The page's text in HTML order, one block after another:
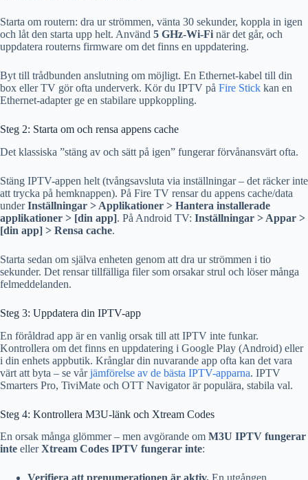
Starta om routern: dra ur strömmen, vänta 30 sekunder, koppla in igen
och låt den starta upp helt. Använd 5 GHz-Wi-Fi när det går, och
uppdatera routerns firmware om det finns en uppdatering.
Byt till trådbunden anslutning om möjligt. En Ethernet-kabel till din
box eller TV gör ofta underverk. Kör du IPTV på Fire Stick kan en
Ethernet-adapter ge en stabilare uppkoppling.
Steg 2: Starta om och rensa appens cache
Det klassiska ”stäng av och sätt på igen” fungerar förvånansvärt ofta.
Stäng IPTV-appen helt (tvångsavsluta via inställningar – det räcker inte
att trycka på hemknappen). På Fire TV rensar du appens cache/data
underInställningar > Applikationer > Hantera installerade
applikationer > [din app]. På Android TV: Inställningar > Appar >
[din app] > Rensa cache.
Starta sedan om själva enheten genom att dra ur strömmen i tio
sekunder. Det rensar tillfälliga filer som orsakar strul och löser många
felmeddelanden.
Steg 3: Uppdatera din IPTV-app
En föråldrad app är en vanlig orsak till att IPTV inte funkar.
Kontrollera om det finns en uppdatering i Google Play (Android) eller
i din enhets appbutik. Krånglar din nuvarande app ofta kan det vara
värt att byta – se vårjämförelse av de bästa IPTV-apparna. IPTV
Smarters Pro, TiviMate och OTT Navigator är populära, stabila val.
Steg 4: Kontrollera M3U-länk och Xtream Codes
En orsak många glömmer – men avgörande om M3U IPTV fungerar
inte ellerXtream Codes IPTV fungerar inte: